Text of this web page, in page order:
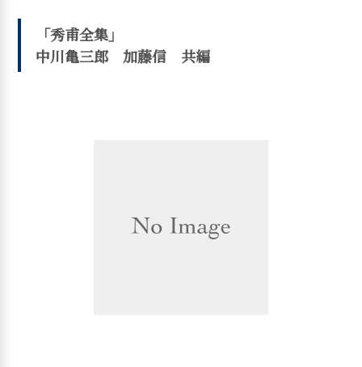
「秀甫全集」
中川亀三郎 加藤信 共編